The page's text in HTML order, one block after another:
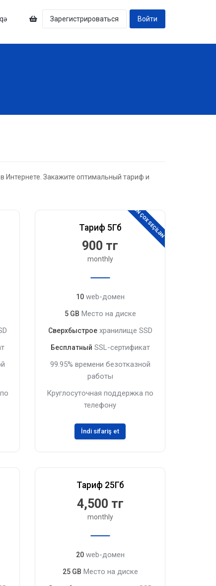
Зарегистрироваться Войти
Интернете. Закажите оптимальный тариф и
Тариф 5Гб ƏN ÇOX SEÇİLƏN
900 тг
monthly
10web-домен
5 GB Место на диске
Сверхбыстроехранилище SSD
Бесплатный SSL-сертификат
99.95% времени безотказной
работы
Круглосуточная поддержка по
телефону
İndi sifariş et
Тариф 25Гб
4,500 тг
monthly
20web-домен
25 GB Место на диске